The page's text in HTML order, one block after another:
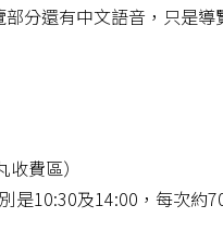
分還有中文語音，只是
費區）
是10:30及14:00，每次約